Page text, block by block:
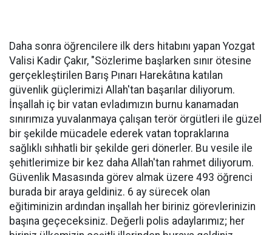
Daha sonra öğrencilere ilk ders hitabını yapan Yozgat
Valisi Kadir Çakır, "Sözlerime başlarken sınır ötesine
gerçekleştirilen Barış Pınarı Harekâtına katılan
güvenlik güçlerimizi Allah'tan başarılar diliyorum.
İnşallah iç bir vatan evladımızın burnu kanamadan
sınırımıza yuvalanmaya çalışan terör örgütleri ile güzel
bir şekilde mücadele ederek vatan topraklarına
sağlıklı sıhhatli bir şekilde geri dönerler. Bu vesile ile
şehitlerimize bir kez daha Allah'tan rahmet diliyorum.
Güvenlik Masasında görev almak üzere 493 öğrenci
burada bir araya geldiniz. 6 ay sürecek olan
eğitiminizin ardından inşallah her biriniz görevlerinizin
başına geçeceksiniz. Değerli polis adaylarımız; her